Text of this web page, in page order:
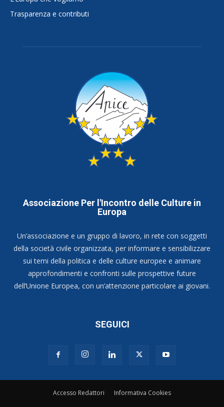
Trasparenza e contributi
Associazione Per l'Incontro delle Culture in
Europa
Un’associazione e un gruppo di lavoro, in rete con soggetti
della società civile organizzata, per informare e sensibilizzare
sui temi della politica e delle culture europee e animare
approfondimenti e confronti sulle prospettive future
dell’Unione Europea, con un’attenzione particolare ai giovani.
SEGUICI
Accesso Redattori Informativa Cookies